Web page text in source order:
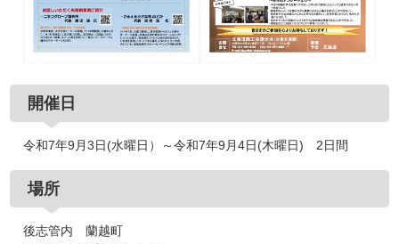
開催日
令和7年9月3日(水曜日）～令和7年9月4日(木曜日) 2日間
場所
後志管内 蘭越町